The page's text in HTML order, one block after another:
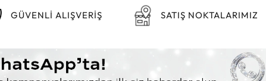
GÜVENLİ ALIŞVERİŞ SATIŞ NOKTALARIMIZ